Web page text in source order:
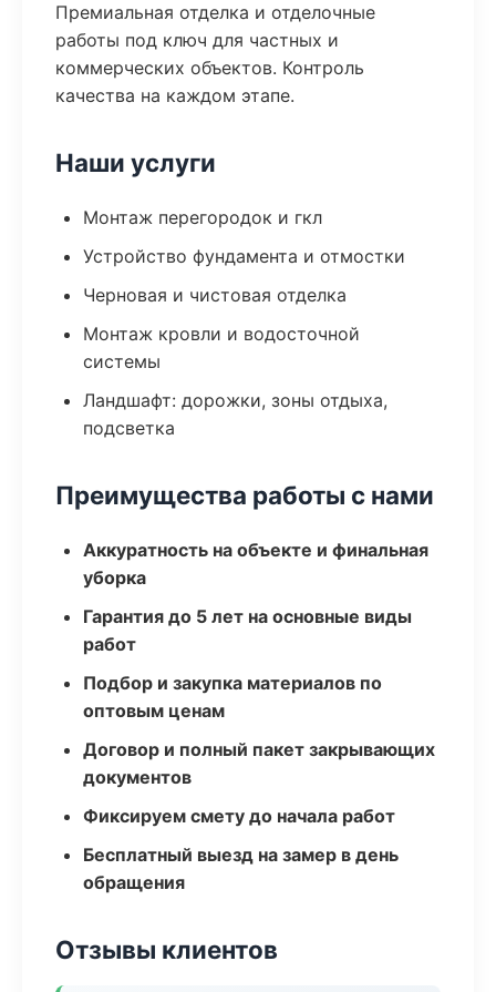
Премиальная отделка и отделочные
работы под ключ для частных и
коммерческих объектов. Контроль
качества на каждом этапе.
Наши услуги
Монтаж перегородок и гкл
Устройство фундамента и отмостки
Черновая и чистовая отделка
Монтаж кровли и водосточной
системы
Ландшафт: дорожки, зоны отдыха,
подсветка
Преимущества работы с нами
Аккуратность на объекте и финальная
уборка
Гарантия до 5 лет на основные виды
работ
Подбор и закупка материалов по
оптовым ценам
Договор и полный пакет закрывающих
документов
Фиксируем смету до начала работ
Бесплатный выезд на замер в день
обращения
Отзывы клиентов